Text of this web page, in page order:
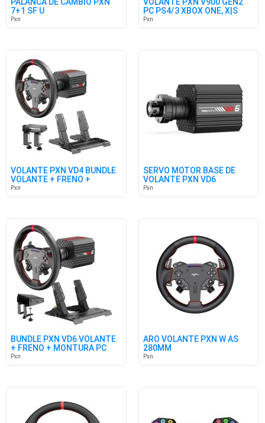
PALANCA DE CAMBIO PXN
7+1 SF U
Pxn
VOLANTE PXN V900 GEN2
PC PS4/3 XBOX ONE, X|S
Pxn
VOLANTE PXN VD4 BUNDLE
VOLANTE + FRENO +
MONTURA
Pxn
SERVO MOTOR BASE DE
VOLANTE PXN VD6
Pxn
BUNDLE PXN VD6 VOLANTE
+ FRENO + MONTURA PC
Pxn
ARO VOLANTE PXN W AS
280MM
Pxn